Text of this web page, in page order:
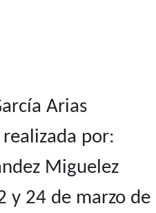
Arias
por:
Miguelez
y 24 de marzo de